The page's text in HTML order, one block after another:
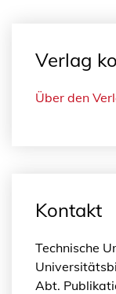
Verlag
Über den
Kontakt
Technische
Abt.